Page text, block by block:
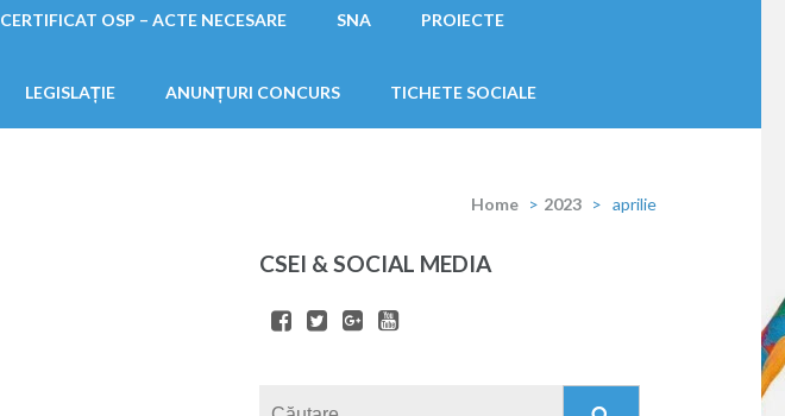
CERTIFICAT OSP – ACTE NECESARE SNA PROIECTE
LEGISLAȚIE ANUNȚURI CONCURS TICHETE SOCIALE
Home > 2023 > aprilie
CSEI & SOCIAL MEDIA
Caută